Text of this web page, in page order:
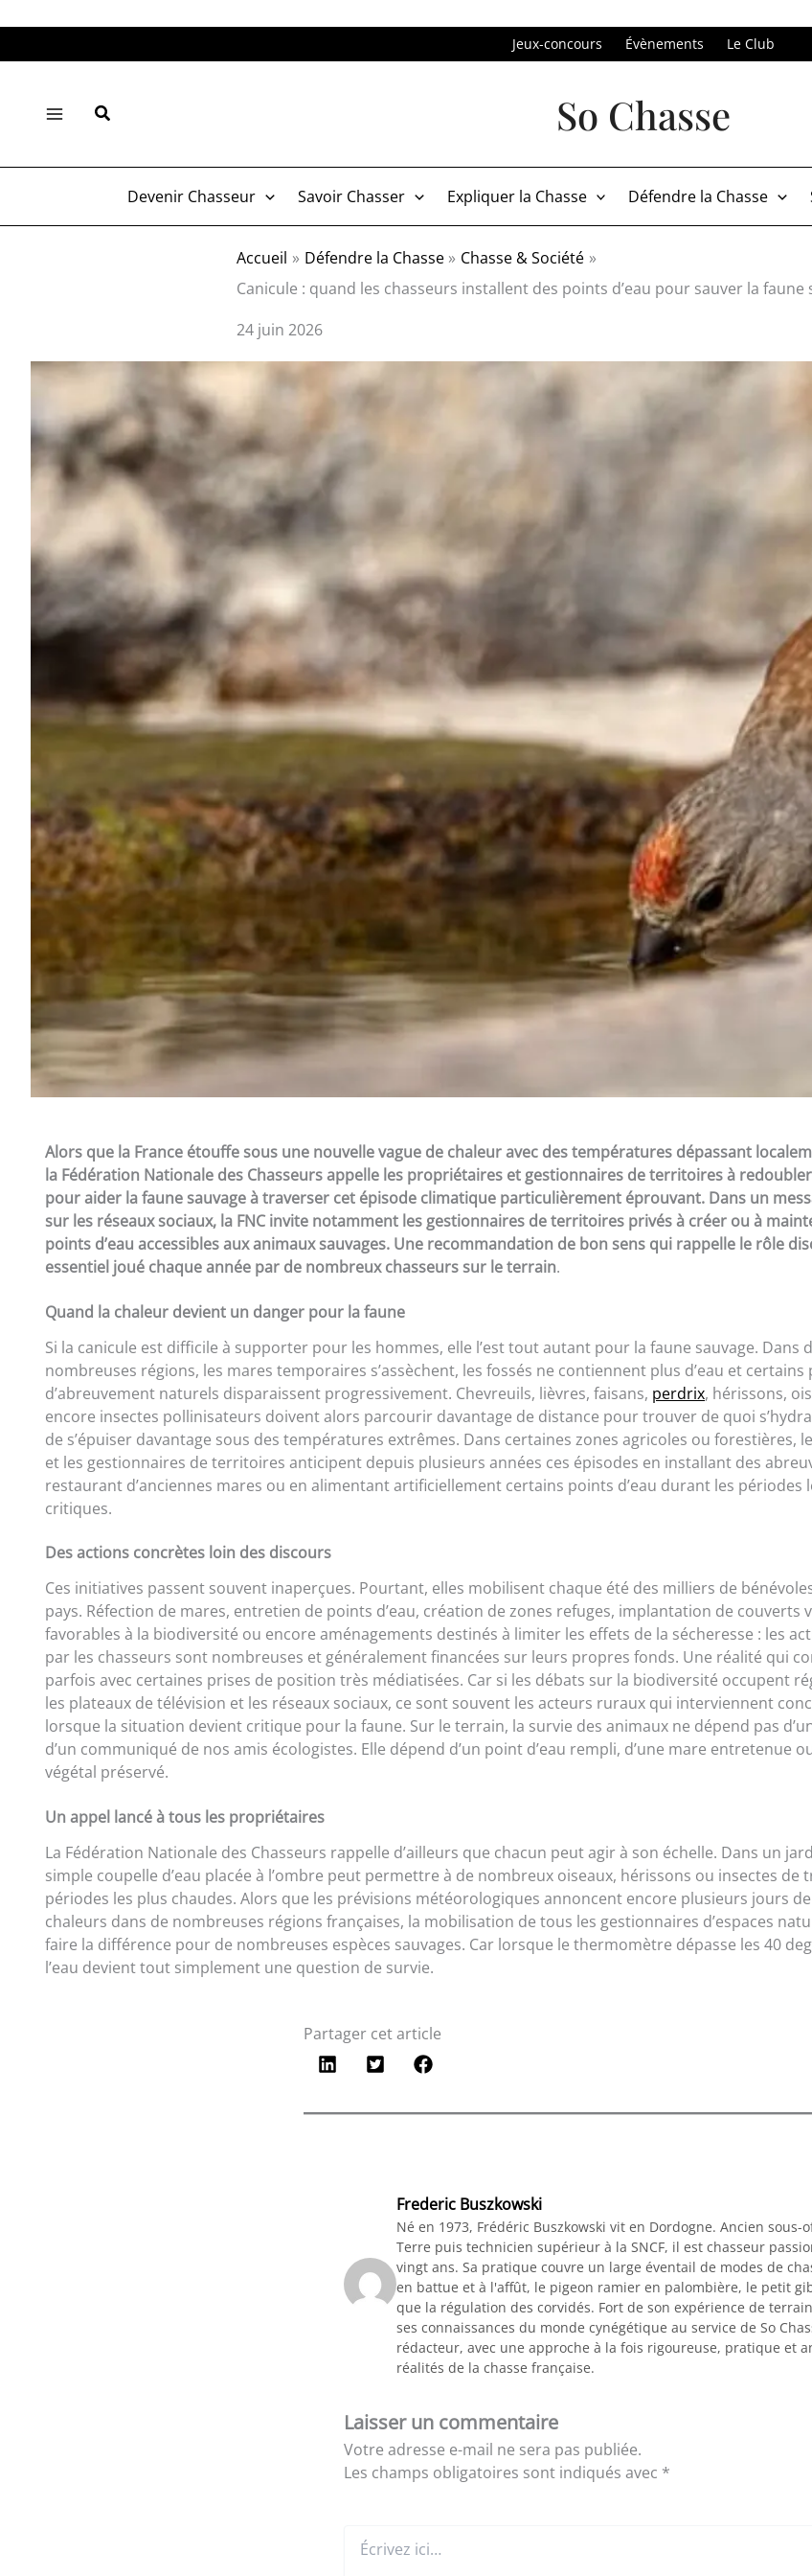
au
Jeux-concours Évènements Le Club
Rechercher So Chasse
Devenir Chasseur Savoir Chasser Expliquer la Chasse Défendre la Chasse
Accueil Défendre la Chasse
Chasse & Société
Canicule : quand les chasseurs installent des points d’eau pour sauver la faune
24 juin 2026
Alors que la France étouffe sous une nouvelle vague de chaleur avec des températures dépassant
la Fédération Nationale des Chasseurs appelle les propriétaires et gestionnaires de territoires à
pour aider la faune sauvage à traverser cet épisode climatique particulièrement éprouvant. Dans un
sur les réseaux sociaux, la FNC invite notamment les gestionnaires de territoires privés à créer ou à
points d’eau accessibles aux animaux sauvages. Une recommandation de bon sens qui rappelle le rôle
essentiel joué chaque année par de nombreux chasseurs sur le terrain.
Quand la chaleur devient un danger pour la faune
Si la canicule est difficile à supporter pour les hommes, elle l’est tout autant pour la faune sauvage. Dans
nombreuses régions, les mares temporaires s’assèchent, les fossés ne contiennent plus d’eau et certains
d’abreuvement naturels disparaissent progressivement. Chevreuils, lièvres, faisans, perdrix, hérissons,
encore insectes pollinisateurs doivent alors parcourir davantage de distance pour trouver de quoi
de s’épuiser davantage sous des températures extrêmes. Dans certaines zones agricoles ou forestières,
et les gestionnaires de territoires anticipent depuis plusieurs années ces épisodes en installant des
restaurant d’anciennes mares ou en alimentant artificiellement certains points d’eau durant les périodes
critiques.
Des actions concrètes loin des discours
Ces initiatives passent souvent inaperçues. Pourtant, elles mobilisent chaque été des milliers de
pays. Réfection de mares, entretien de points d’eau, création de zones refuges, implantation de couverts
favorables à la biodiversité ou encore aménagements destinés à limiter les effets de la sécheresse : les
par les chasseurs sont nombreuses et généralement financées sur leurs propres fonds. Une réalité qui
parfois avec certaines prises de position très médiatisées. Car si les débats sur la biodiversité occupent
les plateaux de télévision et les réseaux sociaux, ce sont souvent les acteurs ruraux qui interviennent
lorsque la situation devient critique pour la faune. Sur le terrain, la survie des animaux ne dépend pas
d’un communiqué de nos amis écologistes. Elle dépend d’un point d’eau rempli, d’une mare entretenue
végétal préservé.
Un appel lancé à tous les propriétaires
La Fédération Nationale des Chasseurs rappelle d’ailleurs que chacun peut agir à son échelle. Dans un
simple coupelle d’eau placée à l’ombre peut permettre à de nombreux oiseaux, hérissons ou insectes de
périodes les plus chaudes. Alors que les prévisions météorologiques annoncent encore plusieurs jours
chaleurs dans de nombreuses régions françaises, la mobilisation de tous les gestionnaires d’espaces
faire la différence pour de nombreuses espèces sauvages. Car lorsque le thermomètre dépasse les 40
l’eau devient tout simplement une question de survie.
Partager cet article
Frederic Buszkowski
Né en 1973, Frédéric Buszkowski vit en Dordogne. Ancien sous-
Terre puis technicien supérieur à la SNCF, il est chasseur
vingt ans. Sa pratique couvre un large éventail de modes de
en battue et à l'affût, le pigeon ramier en palombière, le petit
que la régulation des corvidés. Fort de son expérience de
ses connaissances du monde cynégétique au service de So
rédacteur, avec une approche à la fois rigoureuse, pratique et
réalités de la chasse française.
Laisser un commentaire
Votre adresse e-mail ne sera pas publiée.
Les champs obligatoires sont indiqués avec *
ici…